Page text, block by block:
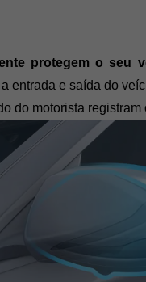
protegem o seu
entrada e saída do
do motorista